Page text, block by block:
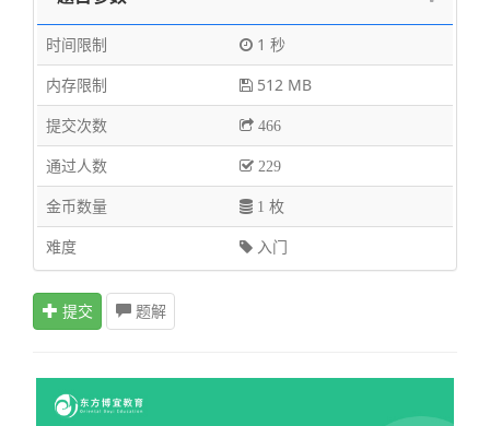
时间限制
1 秒
内存限制
512 MB
提交次数
466
通过人数 229
金币数量 1 枚
难度 入门
提交 题解